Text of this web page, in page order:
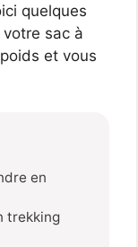
quelques
sac à
et vous
en
trekking